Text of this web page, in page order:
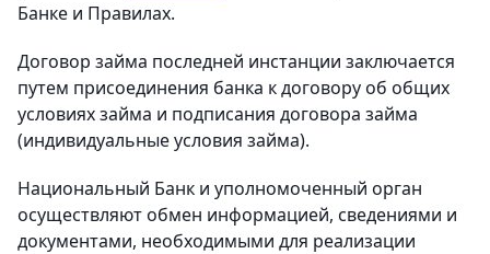
Банке и Правилах.
Договор займа последней инстанции заключается
путем присоединения банка к договору об общих
условиях займа и подписания договора займа
(индивидуальные условия займа).
Национальный Банк и уполномоченный орган
осуществляют обмен информацией, сведениями и
документами, необходимыми для реализации